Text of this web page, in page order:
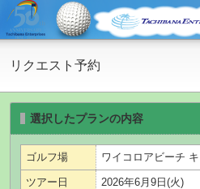
リクエスト予約
選択したプランの内容
ゴルフ場 ワイコロアビーチ
ツアー日 2026年6月9日(火)